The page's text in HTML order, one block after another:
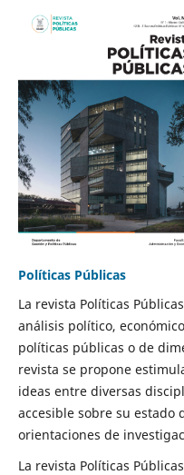
Políticas Públicas
La revista Políticas
análisis político,
políticas públicas o de
revista se propone
ideas entre diversas
accesible sobre su estado
orientaciones de
La revista Políticas